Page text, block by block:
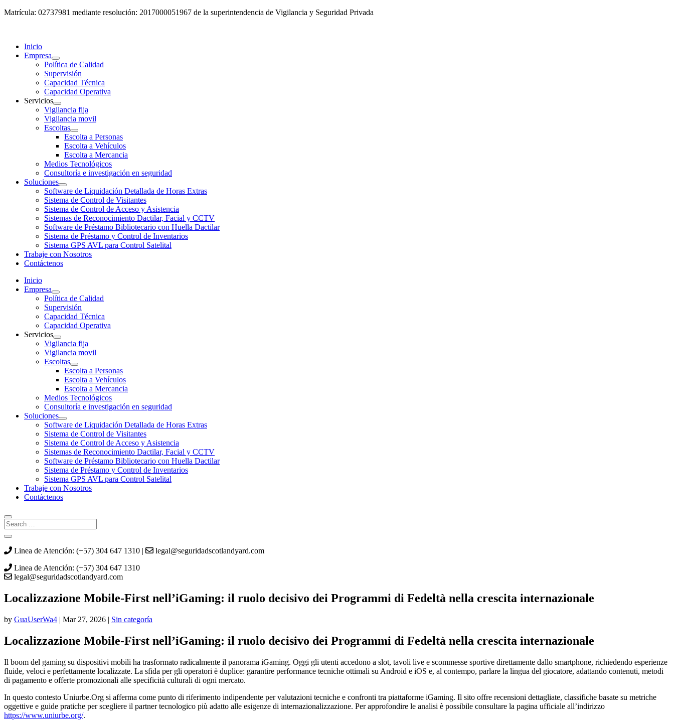
Matrícula: 02737981 mediante resolución: 2017000051967 de la superintendencia de Vigilancia y Seguridad Privada
Inicio
Empresa
Política de Calidad
Supervisión
Capacidad Técnica
Capacidad Operativa
Servicios
Vigilancia fija
Vigilancia movil
Escoltas
Escolta a Personas
Escolta a Vehículos
Escolta a Mercancia
Medios Tecnológicos
Consultoría e investigación en seguridad
Soluciones
Software de Liquidación Detallada de Horas Extras
Sistema de Control de Visitantes
Sistema de Control de Acceso y Asistencia
Sistemas de Reconocimiento Dactilar, Facial y CCTV
Software de Préstamo Bibliotecario con Huella Dactilar
Sistema de Préstamo y Control de Inventarios
Sistema GPS AVL para Control Satelital
Trabaje con Nosotros
Contáctenos
Inicio
Empresa
Política de Calidad
Supervisión
Capacidad Técnica
Capacidad Operativa
Servicios
Vigilancia fija
Vigilancia movil
Escoltas
Escolta a Personas
Escolta a Vehículos
Escolta a Mercancia
Medios Tecnológicos
Consultoría e investigación en seguridad
Soluciones
Software de Liquidación Detallada de Horas Extras
Sistema de Control de Visitantes
Sistema de Control de Acceso y Asistencia
Sistemas de Reconocimiento Dactilar, Facial y CCTV
Software de Préstamo Bibliotecario con Huella Dactilar
Sistema de Préstamo y Control de Inventarios
Sistema GPS AVL para Control Satelital
Trabaje con Nosotros
Contáctenos
Linea de Atención: (+57) 304 647 1310 |
legal@seguridadscotlandyard.com
Linea de Atención: (+57) 304 647 1310
legal@seguridadscotlandyard.com
Localizzazione Mobile‑First nell’iGaming: il ruolo decisivo dei Programmi di Fedeltà nella crescita internazionale
by GuaUserWa4 | Mar 27, 2026 | Sin categoría
Localizzazione Mobile‑First nell’iGaming: il ruolo decisivo dei Programmi di Fedeltà nella crescita internazionale
Il boom del gaming su dispositivi mobili ha trasformato radicalmente il panorama iGaming. Oggi gli utenti accedono a slot, tavoli live e scommesse sportive direttamente dallo smartphone, richiedendo esperienze
fluide, veloci e perfettamente localizzate. La sfida per gli operatori è duplice: garantire performance tecniche ottimali su Android e iOS e, al contempo, parlare la lingua del giocatore, adattando contenuti, metodi
di pagamento e offerte promozionali alle specificità culturali di ogni mercato.
In questo contesto Uniurbe.Org si afferma come punto di riferimento indipendente per valutazioni tecniche e confronti tra piattaforme iGaming. Il sito offre recensioni dettagliate, classifiche basate su metriche
oggettive e guide pratiche per scegliere il partner tecnologico più adatto alle esigenze di internazionalizzazione. Per approfondire le analisi è possibile consultare la pagina ufficiale all’indirizzo
https://www.uniurbe.org/.